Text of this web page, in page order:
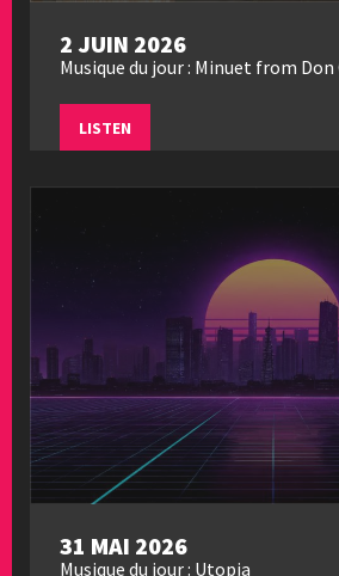
2 JUIN 2026
Musique du jour : Minuet from Don
LISTEN
31 MAI 2026
Musique du jour : Utopia